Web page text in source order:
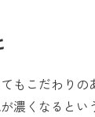
もこだわりの
濃くなるとい